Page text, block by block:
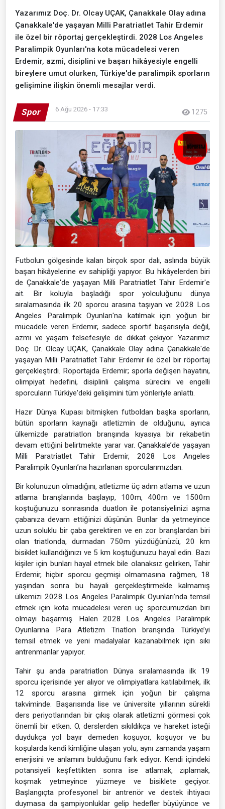
Yazarımız Doç. Dr. Olcay UÇAK, Çanakkale Olay adına
Çanakkale'de yaşayan Milli Paratriatlet Tahir Erdemir
ile özel bir röportaj gerçekleştirdi. 2028 Los Angeles
Paralimpik Oyunları'na kota mücadelesi veren
Erdemir, azmi, disiplini ve başarı hikâyesiyle engelli
bireylere umut olurken, Türkiye'de paralimpik sporların
gelişimine ilişkin önemli mesajlar verdi.
Spor 6 Ağu 2026 - 17:33 1275
Futbolun gölgesinde kalan birçok spor dalı, aslında büyük
başarı hikâyelerine ev sahipliği yapıyor. Bu hikâyelerden biri
de Çanakkale'de yaşayan Milli Paratriatlet Tahir Erdemir'e
ait. Bir koluyla başladığı spor yolculuğunu dünya
sıralamasında ilk 20 sporcu arasına taşıyan ve 2028 Los
Angeles Paralimpik Oyunları'na katılmak için yoğun bir
mücadele veren Erdemir, sadece sportif başarısıyla değil,
azmi ve yaşam felsefesiyle de dikkat çekiyor. Yazarımız
Doç. Dr. Olcay UÇAK, Çanakkale Olay adına Çanakkale'de
yaşayan Milli Paratriatlet Tahir Erdemir ile özel bir röportaj
gerçekleştirdi. Röportajda Erdemir; sporla değişen hayatını,
olimpiyat hedefini, disiplinli çalışma sürecini ve engelli
sporcuların Türkiye'deki gelişimini tüm yönleriyle anlattı.
Hazır Dünya Kupası bitmişken futboldan başka sporların,
bütün sporların kaynağı atletizmin de olduğunu, ayrıca
ülkemizde paratriatlon branşında kıyasıya bir rekabetin
devam ettiğini belirtmekte yarar var. Çanakkale’de yaşayan
Milli Paratriatlet Tahir Erdemir, 2028 Los Angeles
Paralimpik Oyunları’na hazırlanan sporcularımızdan.
Bir kolunuzun olmadığını, atletizme üç adım atlama ve uzun
atlama branşlarında başlayıp, 100m, 400m ve 1500m
koştuğunuzu sonrasında duatlon ile potansiyelinizi aşma
çabanıza devam ettiğinizi düşünün. Bunlar da yetmeyince
uzun soluklu bir çaba gerektiren ve en zor branşlardan biri
olan triatlonda, durmadan 750m yüzdüğünüzü, 20 km
bisiklet kullandığınızı ve 5 km koştuğunuzu hayal edin. Bazı
kişiler için bunları hayal etmek bile olanaksız gelirken, Tahir
Erdemir, hiçbir sporcu geçmişi olmamasına rağmen, 18
yaşından sonra bu hayali gerçekleştirmekle kalmamış
ülkemizi 2028 Los Angeles Paralimpik Oyunları’nda temsil
etmek için kota mücadelesi veren üç sporcumuzdan biri
olmayı başarmış. Halen 2028 Los Angeles Paralimpik
Oyunlarına Para Atletizm Triatlon branşında Türkiye’yi
temsil etmek ve yeni madalyalar kazanabilmek için sıkı
antrenmanlar yapıyor.
Tahir şu anda paratriatlon Dünya sıralamasında ilk 19
sporcu içerisinde yer alıyor ve olimpiyatlara katılabilmek, ilk
12 sporcu arasına girmek için yoğun bir çalışma
takviminde. Başarısında lise ve üniversite yıllarının sürekli
ders periyotlarından bir çıkış olarak atletizmi görmesi çok
önemli bir etken. O, derslerden sıkıldıkça ve hareket isteği
duydukça yol bayır demeden koşuyor, koşuyor ve bu
koşularda kendi kimliğine ulaşan yolu, aynı zamanda yaşam
enerjisini ve anlamını bulduğunu fark ediyor. Kendi içindeki
potansiyeli keşfettikten sonra ise atlamak, zıplamak,
koşmak yetmeyince yüzmeye ve bisiklete geçiyor.
Başlangıçta profesyonel bir antrenör ve destek ihtiyacı
duymasa da şampiyonluklar gelip hedefler büyüyünce ve